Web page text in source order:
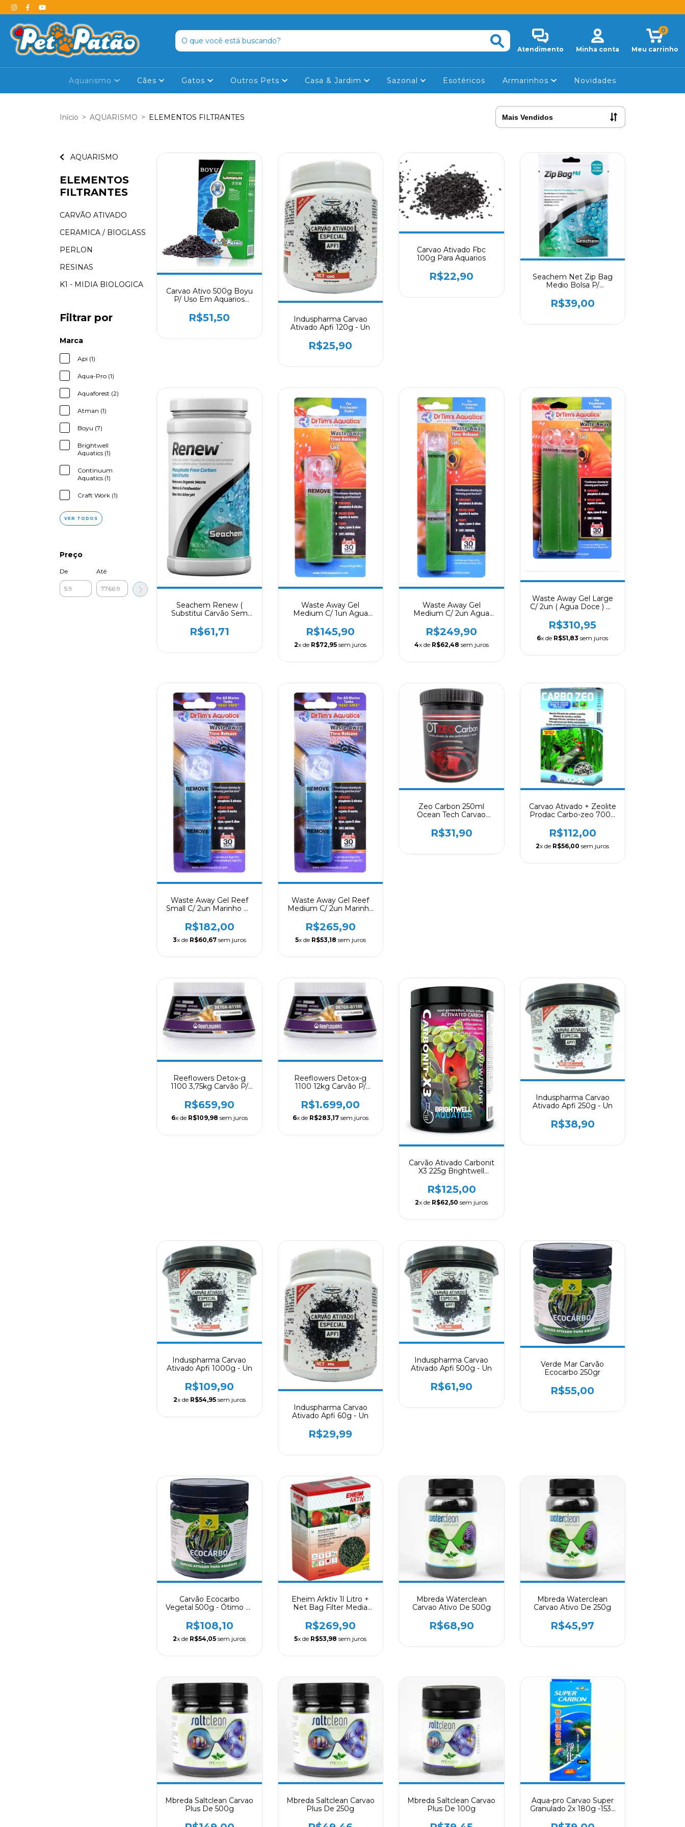
Atendimento Minha conta Meu carrinho
0
Aquarismo Cães Gatos Outros Pets Casa & Jardim Sazonal Esotéricos Armarinhos Novidades
Início > AQUARISMO > ELEMENTOS FILTRANTES
AQUARISMO
ELEMENTOS
FILTRANTES
CARVÃO ATIVADO
CERAMICA / BIOGLASS
PERLON
RESINAS
K1 - MIDIA BIOLOGICA
Filtrar por
Marca
Api (1)
Aqua-Pro (1)
Aquaforest (2)
Atman (1)
Boyu (7)
Brightwell
Aquatics (1)
Continuum
Aquatics (1)
Craft Work (1)
VER TODOS
Preço
De Até
Carvao Ativo 500g Boyu
P/ Uso Em Aquarios
R$51,50
Induspharma Carvao
Ativado Apfi 120g - Un
R$25,90
Carvao Ativado Fbc
100g Para Aquarios
R$22,90
Seachem Net Zip Bag
Medio Bolsa P/
R$39,00
Seachem Renew (
Substitui Carvão Sem
R$61,71
Waste Away Gel
Medium C/ 1un Agua
R$145,90
2x de R$72,95 sem juros
Waste Away Gel
Medium C/ 2un Agua
R$249,90
4x de R$62,48 sem juros
Waste Away Gel Large
C/ 2un ( Agua Doce ) Dr
R$310,95
6x de R$51,83 sem juros
Waste Away Gel Reef
Small C/ 2un Marinho Dr
R$182,00
3x de R$60,67sem juros
Waste Away Gel Reef
Medium C/ 2un Marinho
R$265,90
5x de R$53,18 sem juros
Zeo Carbon 250ml
Ocean Tech Carvao
R$31,90
Carvao Ativado + Zeolite
Prodac Carbo-zeo 700g
R$112,00
2x de R$56,00 sem juros
Reeflowers Detox-g
1100 3,75kg Carvão P/
R$659,90
6x de R$109,98 sem juros
Reeflowers Detox-g
1100 12kg Carvão P/
R$1.699,00
6x de R$283,17sem juros
Carvão Ativado Carbonit
X3 225g Brightwell
R$125,00
2x de R$62,50 sem juros
Induspharma Carvao
Ativado Apfi 250g - Un
R$38,90
Induspharma Carvao
Ativado Apfi 1000g - Un
R$109,90
2x de R$54,95sem juros
Induspharma Carvao
Ativado Apfi 60g - Un
R$29,99
Induspharma Carvao
Ativado Apfi 500g - Un
R$61,90
Verde Mar Carvão
Ecocarbo 250gr
R$55,00
Carvão Ecocarbo
Vegetal 500g - Ótimo P/
R$108,10
2x de R$54,05 sem juros
Eheim Arktiv 1l Litro +
Net Bag Filter Media
R$269,90
5x de R$53,98 sem juros
Mbreda Waterclean
Carvao Ativo De 500g
R$68,90
Mbreda Waterclean
Carvao Ativo De 250g
R$45,97
Mbreda Saltclean Carvao
Plus De 500g
Mbreda Saltclean Carvao
Plus De 250g
Mbreda Saltclean Carvao
Plus De 100g
Aqua-pro Carvao Super
Granulado 2x 180g -1533